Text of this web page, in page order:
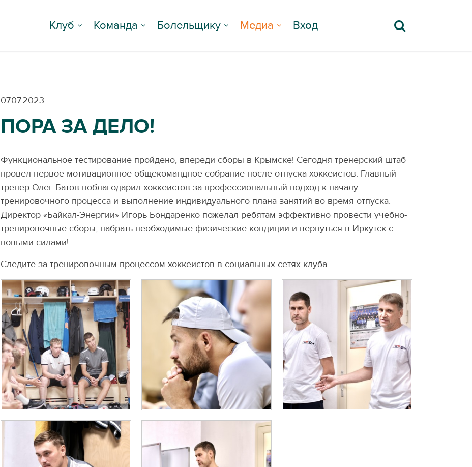
Клуб Команда Болельщику Медиа Вход
07.07.2023
ПОРА ЗА ДЕЛО!
Функциональное тестирование пройдено, впереди сборы в Крымске! Сегодня тренерский штаб
провел первое мотивационное общекомандное собрание после отпуска хоккеистов. Главный
тренер Олег Батов поблагодарил хоккеистов за профессиональный подход к началу
тренировочного процесса и выполнение индивидуального плана занятий во время отпуска.
Директор «Байкал-Энергии» Игорь Бондаренко пожелал ребятам эффективно провести учебно-
тренировочные сборы, набрать необходимые физические кондиции и вернуться в Иркутск с
новыми силами!
Следите за тренировочным процессом хоккеистов в социальных сетях клуба